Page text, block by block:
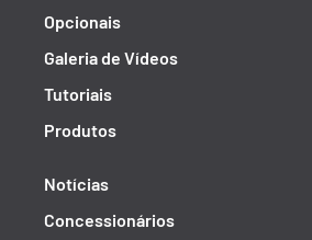
Opcionais
Galeria de Vídeos
Tutoriais
Produtos
Notícias
Concessionários